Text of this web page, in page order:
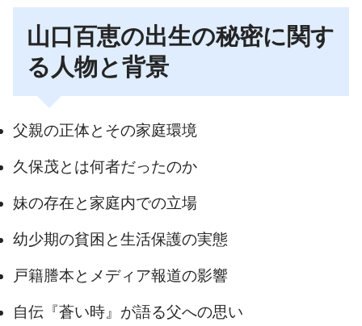
山口百恵の出生の秘密に関す
る人物と背景
父親の正体とその家庭環境
久保茂とは何者だったのか
妹の存在と家庭内での立場
幼少期の貧困と生活保護の実態
戸籍謄本とメディア報道の影響
自伝『蒼い時』が語る父への思い